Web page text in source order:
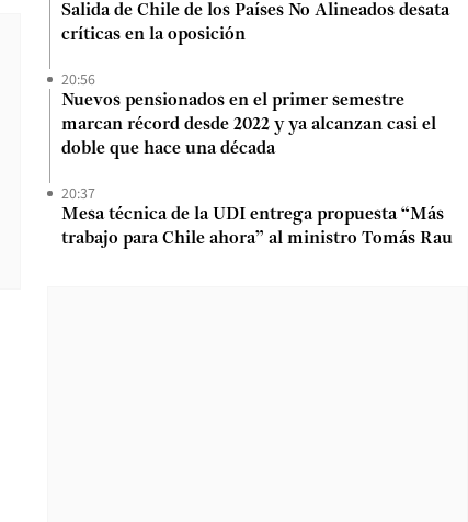
Salida de Chile de los Países No Alineados desata
críticas en la oposición
20:56
Nuevos pensionados en el primer semestre
marcan récord desde 2022 y ya alcanzan casi el
doble que hace una década
20:37
Mesa técnica de la UDI entrega propuesta “Más
trabajo para Chile ahora” al ministro Tomás Rau